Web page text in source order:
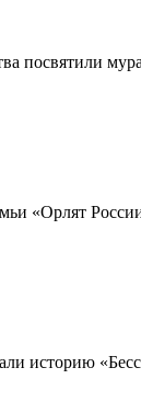
посвятили
«Орлят
историю